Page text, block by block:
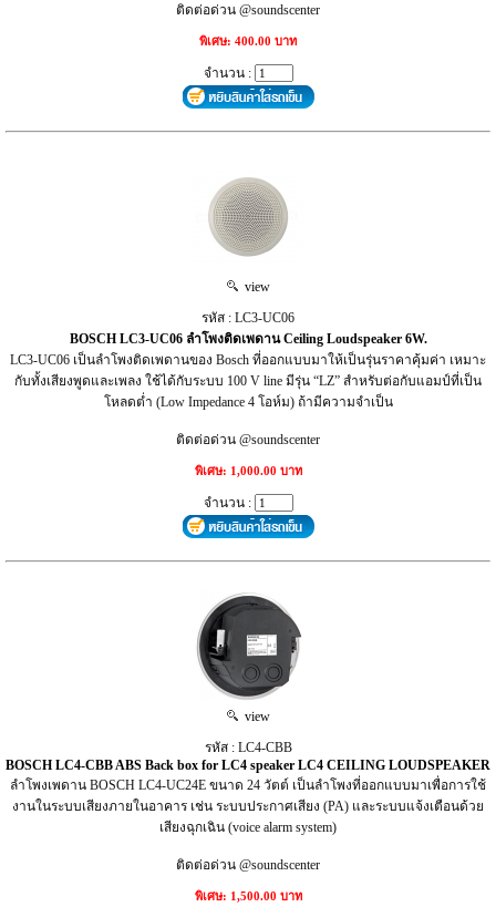
ติดต่อด่วน @soundscenter
พิเศษ: 400.00 บาท
จำนวน :
view
รหัส : LC3-UC06
BOSCH LC3-UC06 ลำโพงติดเพดาน Ceiling Loudspeaker 6W.
LC3-UC06 เป็นลำโพงติดเพดานของ Bosch ที่ออกแบบมาให้เป็นรุ่นราคาคุ้มค่า เหมาะ
กับทั้งเสียงพูดและเพลง ใช้ได้กับระบบ 100 V line มีรุ่น “LZ” สำหรับต่อกับแอมป์ที่เป็น
โหลดต่ำ (Low Impedance 4 โอห์ม) ถ้ามีความจำเป็น
ติดต่อด่วน @soundscenter
พิเศษ: 1,000.00 บาท
จำนวน :
view
รหัส : LC4-CBB
BOSCH LC4-CBB ABS Back box for LC4 speaker LC4 CEILING LOUDSPEAKER
ลำโพงเพดาน BOSCH LC4-UC24E ขนาด 24 วัตต์ เป็นลำโพงที่ออกแบบมาเพื่อการใช้
งานในระบบเสียงภายในอาคาร เช่น ระบบประกาศเสียง (PA) และระบบแจ้งเตือนด้วย
เสียงฉุกเฉิน (voice alarm system)
ติดต่อด่วน @soundscenter
พิเศษ: 1,500.00 บาท